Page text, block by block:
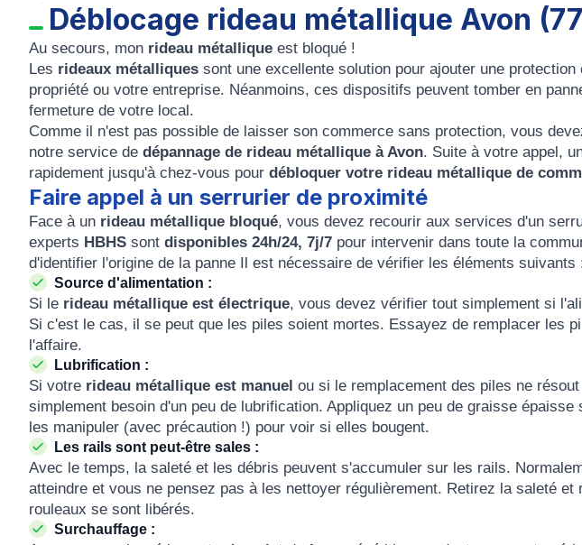
Déblocage rideau métallique Avon
Au secours, mon rideau métallique est bloqué !
Les rideaux métalliques sont une excellente solution pour ajouter une protection
propriété ou votre entreprise. Néanmoins, ces dispositifs peuvent tomber en
fermeture de votre local.
Comme il n'est pas possible de laisser son commerce sans protection, vous
notre service de dépannage de rideau métallique à Avon. Suite à votre appel,
rapidement jusqu'à chez-vous pour débloquer votre rideau métallique de
Faire appel à un serrurier de proximité
Face à un rideau métallique bloqué, vous devez recourir aux services d'un
experts HBHS sont disponibles 24h/24, 7j/7 pour intervenir dans toute la
d'identifier l'origine de la panne Il est nécessaire de vérifier les éléments suivants
Source d'alimentation :
Si le rideau métallique est électrique, vous devez vérifier tout simplement si
Si c'est le cas, il se peut que les piles soient mortes. Essayez de remplacer les
l'affaire.
Lubrification :
Si votre rideau métallique est manuel ou si le remplacement des piles ne
simplement besoin d'un peu de lubrification. Appliquez un peu de graisse
les manipuler (avec précaution !) pour voir si elles bougent.
Les rails sont peut-être sales :
Avec le temps, la saleté et les débris peuvent s'accumuler sur les rails.
atteindre et vous ne pensez pas à les nettoyer régulièrement. Retirez la saleté
rouleaux se sont libérés.
Surchauffage :